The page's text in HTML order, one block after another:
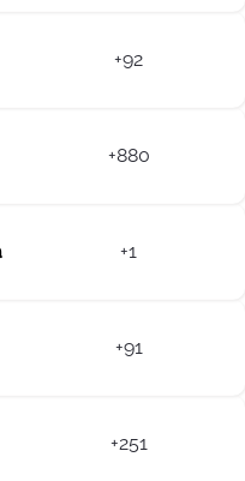
+92
+880
+1
+91
+251